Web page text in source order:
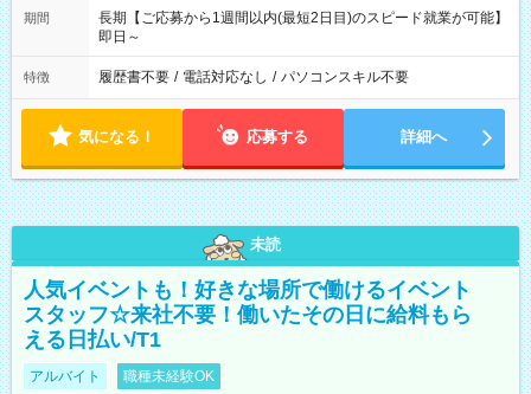
期間
長期【ご応募から1週間以内(最短2日目)のスピード就業が可能】
即日～
特徴 履歴書不要 / 電話対応なし / パソコンスキル不要
気になる！ 応募する 詳細へ
未読
人気イベントも！好きな場所で働けるイベント
スタッフ☆来社不要！働いたその日に給料もら
える日払い/T1
アルバイト 職種未経験OK